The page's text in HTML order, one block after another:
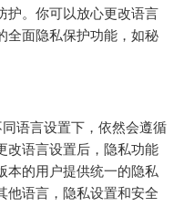
护。你可以放心更改语言
全面隐私保护功能，如秘
同语言设置下，依然会遵循
改语言设置后，隐私功能
本的用户提供统一的隐私
他语言，隐私设置和安全